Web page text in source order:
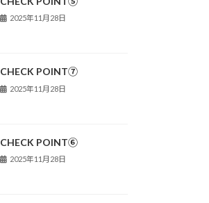
2025年11月28日
CHECK POINT⑦
2025年11月28日
CHECK POINT⑥
2025年11月28日